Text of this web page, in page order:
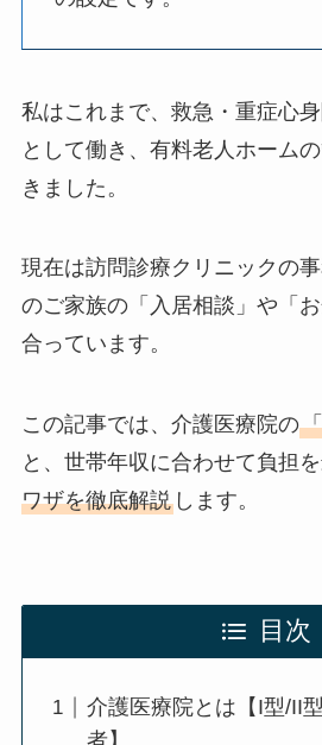
私はこれまで、救急・重症心
として働き、有料老人ホーム
きました。
現在は訪問診療クリニックの
のご家族の「入居相談」や「
合っています。
この記事では、介護医療院の
と、世帯年収に合わせて負担
ワザを徹底解説します。
目次
介護医療院とは【I型/II